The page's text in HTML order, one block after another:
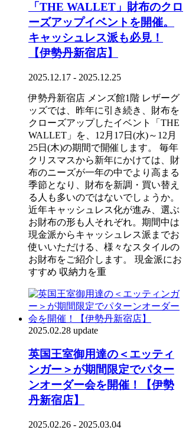
「THE WALLET」財布のクロ
ーズアップイベントを開催。
キャッシュレス派も必見！
【伊勢丹新宿店】
2025.12.17 - 2025.12.25
伊勢丹新宿店 メンズ館1階 レザーグ
ッズでは、昨年に引き続き、財布を
クローズアップしたイベント「THE
WALLET」を、12月17日(水)～12月
25日(木)の期間で開催します。 毎年
クリスマスから新年にかけては、財
布のニーズが一年の中でより高まる
季節となり、財布を新調・買い替え
る人も多いのではないでしょうか。
近年キャッシュレス化が進み、選ぶ
お財布の形も人それぞれ。期間中は
現金派からキャッシュレス派までお
使いいただける、様々なスタイルの
お財布をご紹介します。 現金派にお
すすめ 収納力を重
2025.02.28 update
英国王室御用達の＜エッティ
ンガー＞が期間限定でパター
ンオーダー会を開催！【伊勢
丹新宿店】
2025.02.26 - 2025.03.04